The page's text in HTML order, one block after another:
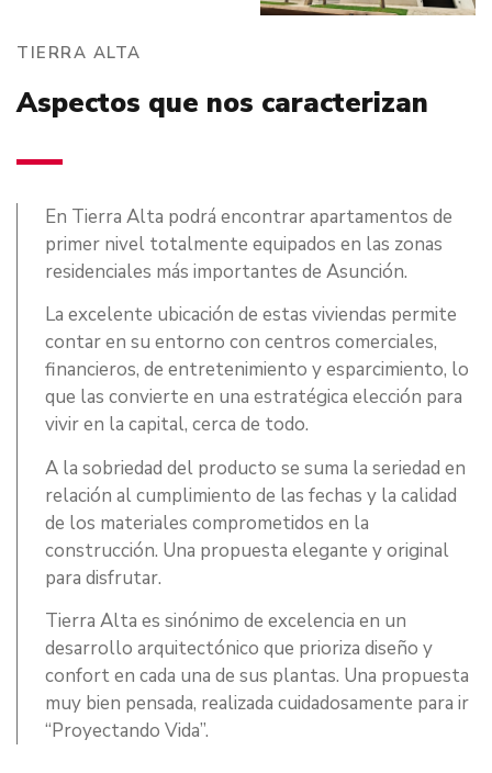
TIERRA ALTA
Aspectos que nos caracterizan
En Tierra Alta podrá encontrar apartamentos de
primer nivel totalmente equipados en las zonas
residenciales más importantes de Asunción.
La excelente ubicación de estas viviendas permite
contar en su entorno con centros comerciales,
financieros, de entretenimiento y esparcimiento, lo
que las convierte en una estratégica elección para
vivir en la capital, cerca de todo.
A la sobriedad del producto se suma la seriedad en
relación al cumplimiento de las fechas y la calidad
de los materiales comprometidos en la
construcción. Una propuesta elegante y original
para disfrutar.
Tierra Alta es sinónimo de excelencia en un
desarrollo arquitectónico que prioriza diseño y
confort en cada una de sus plantas. Una propuesta
muy bien pensada, realizada cuidadosamente para ir
“Proyectando Vida”.